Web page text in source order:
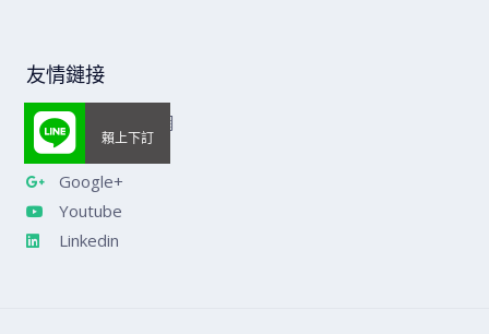
友情鏈接
美國威而鋼官網
樂威莊官網
Google+
Youtube
Linkedin